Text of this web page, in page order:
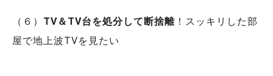
（６） TV＆TV台を処分して断捨離 ！スッキリした部
屋で地上波TVを見たい